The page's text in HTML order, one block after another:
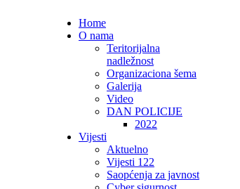
Home
O nama
Teritorijalna
nadležnost
Organizaciona šema
Galerija
Video
DAN POLICIJE
2022
Vijesti
Aktuelno
Vijesti 122
Saopćenja za javnost